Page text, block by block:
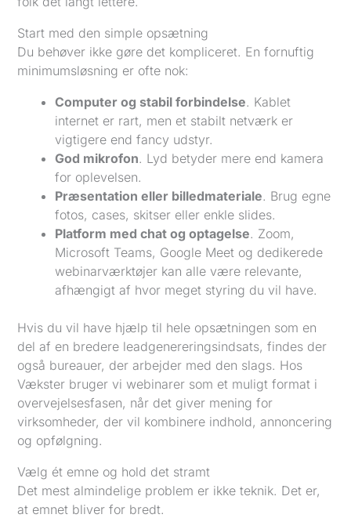
Start med den simple opsætning
Du behøver ikke gøre det kompliceret. En fornuftig
minimumsløsning er ofte nok:
Computer og stabil forbindelse. Kablet
internet er rart, men et stabilt netværk er
vigtigere end fancy udstyr.
God mikrofon. Lyd betyder mere end kamera
for oplevelsen.
Præsentation eller billedmateriale. Brug egne
fotos, cases, skitser eller enkle slides.
Platform med chat og optagelse. Zoom,
Microsoft Teams, Google Meet og dedikerede
webinarværktøjer kan alle være relevante,
afhængigt af hvor meget styring du vil have.
Hvis du vil have hjælp til hele opsætningen som en
del af en bredere leadgenereringsindsats, findes der
også bureauer, der arbejder med den slags. Hos
Vækster bruger vi webinarer som et muligt format i
overvejelsesfasen, når det giver mening for
virksomheder, der vil kombinere indhold, annoncering
og opfølgning.
Vælg ét emne og hold det stramt
Det mest almindelige problem er ikke teknik. Det er,
at emnet bliver for bredt.